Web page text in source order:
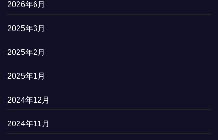
2026年6月
2025年3月
2025年2月
2025年1月
2024年12月
2024年11月